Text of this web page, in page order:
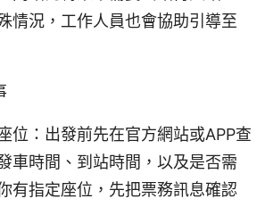
情況，工作人員也會協助引導至
位：出發前先在官方網站或APP查
車時間、到站時間，以及是否需
有指定座位，先把票務訊息確認